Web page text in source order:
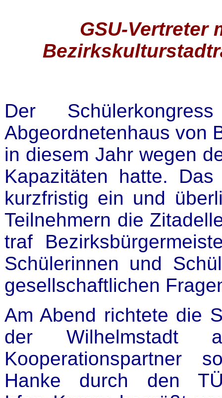
GSU-Vertreter
Der
Abgeordnetenhaus von
in diesem Jahr wegen
Kapazitäten hatte.
kurzfristig ein und
Teilnehmern die
traf
Schülerinnen und
gesellschaftlichen
Am Abend richtete die
der Wilhelmstadt
Kooperationspartner
Hanke durch den